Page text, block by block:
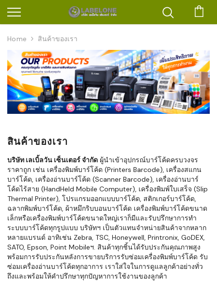
Home สินค้าของเรา
สินค้าของเรา
บริษัท เลเบิ้ลวัน เซ็นเตอร์ จำกัด ผู้นำเข้าอุปกรณ์บาร์โค้ดครบวงจร
ราคาถูก เช่น เครื่องพิมพ์บาร์โค้ด (Printers Barcode), เครื่องสแกน
บาร์โค้ด, เครื่องอ่านบาร์โค้ด (Scanner Barcode), เครื่องอ่านบาร์
โค้ดไร้สาย (HandHeld Mobile Computer), เครื่องพิมพ์ใบเสร็จ (Slip
Thermal Printer), โปรแกรมออกแบบบาร์โค้ด, สติกเกอร์บาร์โค้ด,
ฉลากพิมพ์บาร์โค้ด, ผ้าหมึกริบบอนบาร์โค้ด เครื่องพิมพ์บาร์โค้ดขนาด
เล็กหรือเครื่องพิมพ์บาร์โค้ดขนาดใหญ่เราก็มีและรับปรึกษาการทำ
ระบบบาร์โค้ดทุกรูปแบบ บริษัทฯ เป็นตัวแทนจำหน่ายสินค้าจากหลาก
หลายแบรนด์ อาทิเช่น Zebra, TSC, Honeywell, Printronix, GoDEX,
SATO, Epson, Point Mobileฯ. สินค้าทุกชิ้นได้รับประกันคุณภาพสูง
พร้อมการรับประกันหลังการขายบริการรับซ่อมเครื่องพิมพ์บาร์โค้ด รับ
ซ่อมเครื่องอ่านบาร์โค้ดทุกอาการ เราใส่ใจในการดูแลลูกค้าอย่างทั่ว
ถึงและพร้อมให้คำปรึกษาทุกปัญหาการใช้งานของลูกค้า